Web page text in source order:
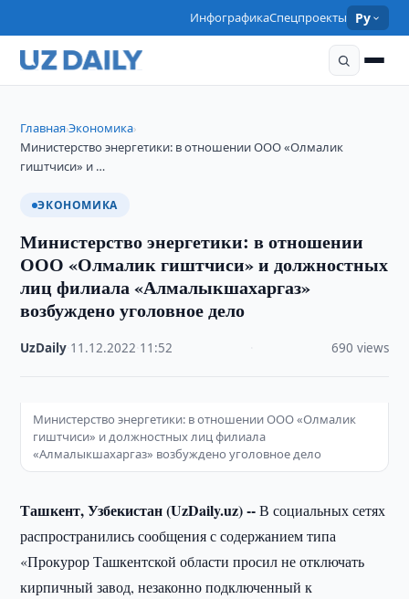
ИнфографикаСпецпроекты Ру
Главная›Экономика›
Министерство энергетики: в отношении ООО «Олмалик
гиштчиси» и …
ЭКОНОМИКА
Министерство энергетики: в отношении
ООО «Олмалик гиштчиси» и должностных
лиц филиала «Алмалыкшахаргаз»
возбуждено уголовное дело
UzDaily 11.12.2022 11:52 690 views
Министерство энергетики: в отношении ООО «Олмалик
гиштчиси» и должностных лиц филиала
«Алмалыкшахаргаз» возбуждено уголовное дело
Ташкент, Узбекистан (UzDaily.uz) --В социальных сетях
распространились сообщения с содержанием типа
«Прокурор Ташкентской области просил не отключать
кирпичный завод, незаконно подключенный к